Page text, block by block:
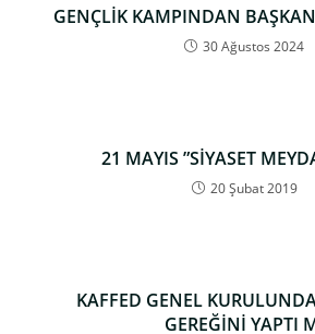
GENÇLİK KAMPINDAN
30 Ağustos 2024
21 MAYIS ”SİYASET
20 Şubat 2019
KAFFED GENEL
GEREĞİNİ YAPTI